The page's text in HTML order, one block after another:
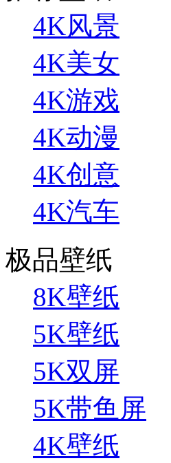
4K风景
4K美女
4K游戏
4K动漫
4K创意
4K汽车
极品壁纸
8K壁纸
5K壁纸
5K双屏
5K带鱼屏
4K壁纸